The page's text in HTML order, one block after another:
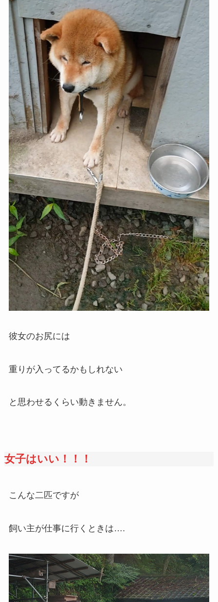
彼女のお尻には
重りが入ってるかもしれない
と思わせるくらい動きません。
女子はいい！！！
こんな二匹ですが
飼い主が仕事に行くときは….